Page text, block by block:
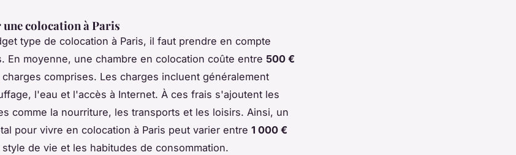
colocation à Paris
type de colocation à Paris, il faut prendre en compte
En moyenne, une chambre en colocation coûte entre 500 €
charges comprises. Les charges incluent généralement
l'eau et l'accès à Internet. À ces frais s'ajoutent les
comme la nourriture, les transports et les loisirs. Ainsi, un
pour vivre en colocation à Paris peut varier entre 1 000 €
de vie et les habitudes de consommation.